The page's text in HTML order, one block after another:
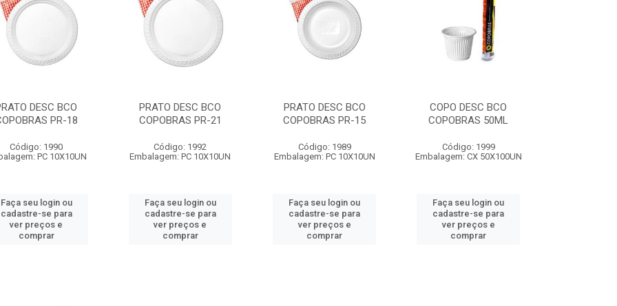
DESC BCO
PR-18
Código: 1990
PC 10X10UN
Faça seu login ou
cadastre-se para
ver preços e
comprar
PRATO DESC BCO
COPOBRAS PR-21
Código: 1992
Embalagem: PC 10X10UN
Faça seu login ou
cadastre-se para
ver preços e
comprar
PRATO DESC BCO
COPOBRAS PR-15
Código: 1989
Embalagem: PC 10X10UN
Faça seu login ou
cadastre-se para
ver preços e
comprar
COPO DESC BCO
COPOBRAS 50ML
Código: 1999
Embalagem: CX 50X100UN
Faça seu login ou
cadastre-se para
ver preços e
comprar